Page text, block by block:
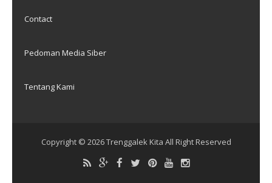
Contact
Pedoman Media Siber
Tentang Kami
Copyright © 2026Trenggalek Kita All Right Reserved